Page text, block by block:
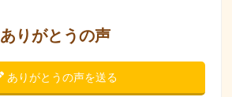
ありがとうの声
ありがとうの声を送る